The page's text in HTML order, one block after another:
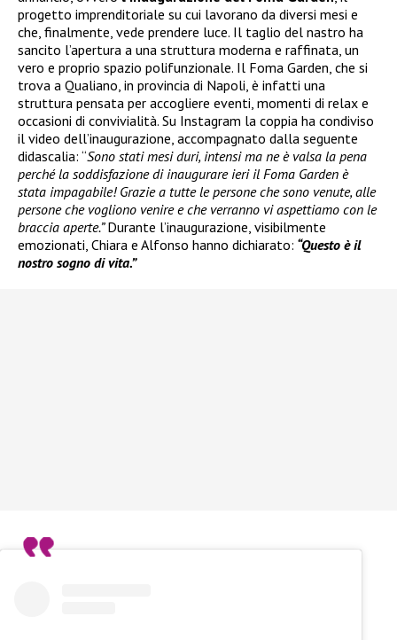
progetto imprenditoriale su cui lavorano da diversi mesi e
che, finalmente, vede prendere luce. Il taglio del nastro ha
sancito l’apertura a una struttura moderna e raffinata, un
vero e proprio spazio polifunzionale. Il Foma Garden, che si
trova a Qualiano, in provincia di Napoli, è infatti una
struttura pensata per accogliere eventi, momenti di relax e
occasioni di convivialità. Su Instagram la coppia ha condiviso
il video dell’inaugurazione, accompagnato dalla seguente
didascalia: “Sono stati mesi duri, intensi ma ne è valsa la pena
perché la soddisfazione di inaugurare ieri il Foma Garden è
stata impagabile! Grazie a tutte le persone che sono venute, alle
persone che vogliono venire e che verranno vi aspettiamo con le
braccia aperte.”Durante l’inaugurazione, visibilmente
emozionati, Chiara e Alfonso hanno dichiarato: “Questo è il
nostro sogno di vita.”